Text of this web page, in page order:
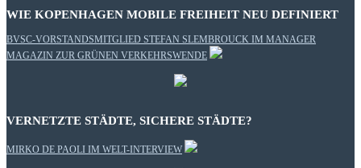
WIE KOPENHAGEN MOBILE FREIHEIT NEU DEFINIERT
BVSC-VORSTANDSMITGLIED STEFAN SLEMBROUCK IM MANAGER
MAGAZIN ZUR GRÜNEN VERKEHRSWENDE
VERNETZTE STÄDTE, SICHERE STÄDTE?
MIRKO DE PAOLI IM WELT-INTERVIEW